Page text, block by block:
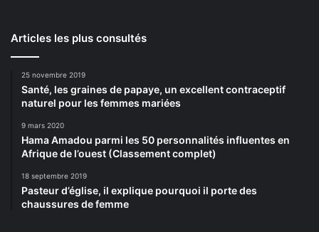
Articles les plus consultés
25 novembre 2019
Santé, les graines de papaye, un excellent contraceptif
naturel pour les femmes mariées
9 mars 2020
Hama Amadou parmi les 50 personnalités influentes en
Afrique de l’ouest (Classement complet)
18 septembre 2019
Pasteur d’église, il explique pourquoi il porte des
chaussures de femme